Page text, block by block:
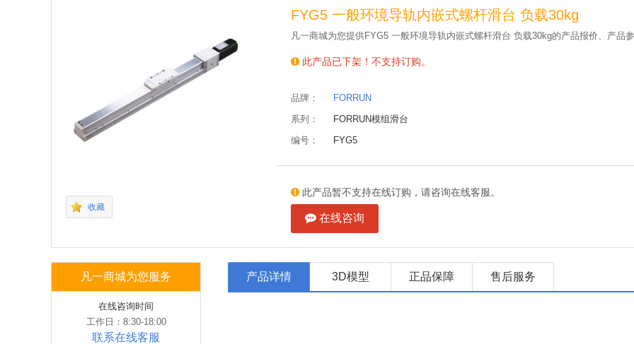
收藏
FYG5 一般环境导轨内嵌式螺杆滑台 负载30kg
凡一商城为您提供FYG5 一般环境导轨内嵌式螺杆滑台 负载30kg的产品报价、产品
此产品已下架！不支持订购。
品牌：
FORRUN
系列：
FORRUN模组滑台
编号：
FYG5
此产品暂不支持在线订购，请咨询在线客服。
在线咨询
产品详情 3D模型 正品保障 售后服务
凡一商城为您服务
在线咨询时间
工作日：8:30-18:00
联系在线客服